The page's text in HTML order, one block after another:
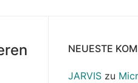
NEUESTE
JARVIS zu